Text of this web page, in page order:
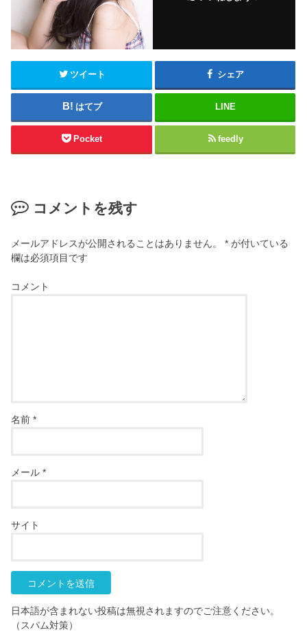
ツイート シェア
はてブ LINE
Pocket feedly
コメントを残す
メールアドレスが公開されることはありません。 * が付いている
欄は必須項目です
コメント
名前*
メール*
サイト
日本語が含まれない投稿は無視されますのでご注意ください。
（スパム対策）